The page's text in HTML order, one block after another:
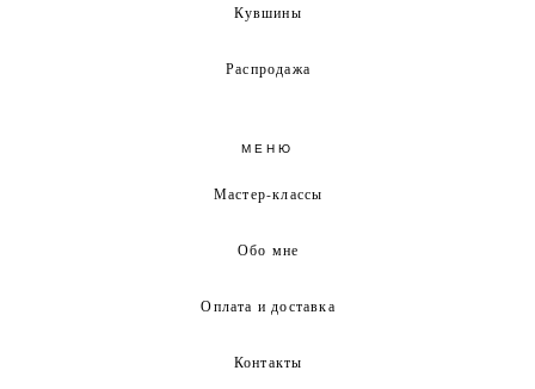
Кувшины
Распродажа
МЕНЮ
Мастер-классы
Обо мне
Оплата и доставка
Контакты